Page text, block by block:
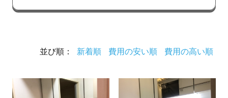
並び順： 新着順 費用の安い順 費用の高い順